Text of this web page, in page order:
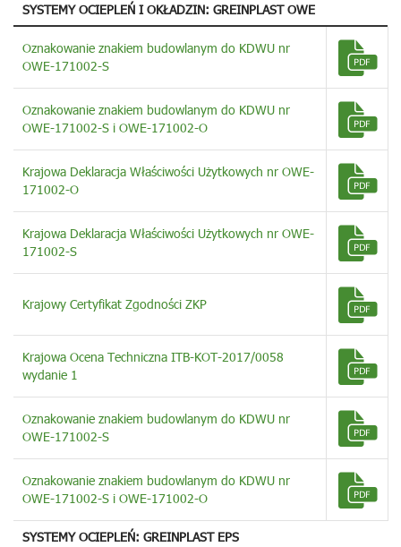
SYSTEMY OCIEPLEŃ I OKŁADZIN: GREINPLAST OWE
Oznakowanie znakiem budowlanym do KDWU nr
OWE-171002-S
Oznakowanie znakiem budowlanym do KDWU nr
OWE-171002-S i OWE-171002-O
Krajowa Deklaracja Właściwości Użytkowych nr OWE-
171002-O
Krajowa Deklaracja Właściwości Użytkowych nr OWE-
171002-S
Krajowy Certyfikat Zgodności ZKP
Krajowa Ocena Techniczna ITB-KOT-2017/0058
wydanie 1
Oznakowanie znakiem budowlanym do KDWU nr
OWE-171002-S
Oznakowanie znakiem budowlanym do KDWU nr
OWE-171002-S i OWE-171002-O
SYSTEMY OCIEPLEŃ: GREINPLAST EPS